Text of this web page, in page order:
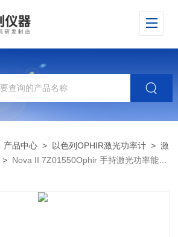
产品中心 > 以色列OPHIR激光功率计 >激
> Nova II 7Z01550Ophir 手持激光功率能量